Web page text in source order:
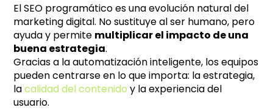
El SEO programático es una evolución natural del
marketing digital. No sustituye al ser humano, pero
ayuda y permite multiplicar el impacto de una
buena estrategia.
Gracias a la automatización inteligente, los equipos
pueden centrarse en lo que importa: la estrategia,
lacalidad del contenido y la experiencia del
usuario.